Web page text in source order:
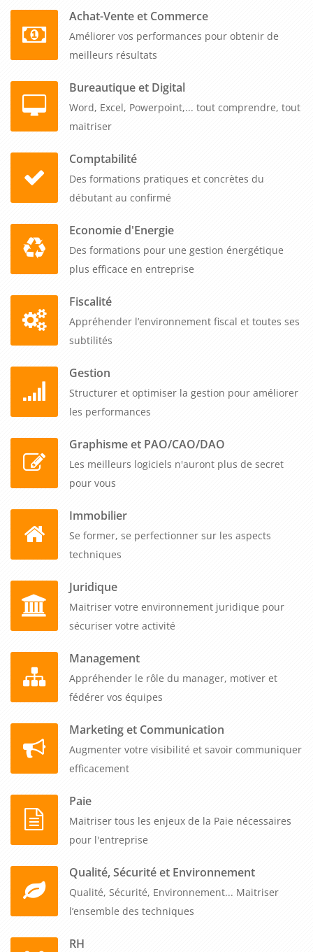
vous voulez en France, dans vos locaux, nos salles ou en
distanciel.
gestionnaires de paie autonomes sur SILAE, spécialisés dans
les enjeux du secteur HCR. Nos tarifs uniques couvrent de 1 à
5 participants tout inclus, et nous organisons les sessions
gestionnaires de paie repartent avec une maîtrise pratique
du logiciel et des compétences directement applicables dans
leur environnement professionnel.
Achat-Vente et Commerce
Améliorer vos performances pour obtenir de
meilleurs résultats
Bureautique et Digital
Word, Excel, Powerpoint,... tout comprendre, tout
maitriser
Comptabilité
Des formations pratiques et concrètes du
débutant au confirmé
Economie d'Energie
Des formations pour une gestion énergétique
plus efficace en entreprise
Fiscalité
Appréhender l’environnement fiscal et toutes ses
subtilités
Gestion
Structurer et optimiser la gestion pour améliorer
les performances
Graphisme et PAO/CAO/DAO
Les meilleurs logiciels n'auront plus de secret
pour vous
Immobilier
Se former, se perfectionner sur les aspects
techniques
Juridique
Maitriser votre environnement juridique pour
sécuriser votre activité
Management
Appréhender le rôle du manager, motiver et
fédérer vos équipes
Marketing et Communication
Augmenter votre visibilité et savoir communiquer
efficacement
Paie
Maitriser tous les enjeux de la Paie nécessaires
pour l'entreprise
Qualité, Sécurité et Environnement
Qualité, Sécurité, Environnement... Maitriser
l’ensemble des techniques
RH